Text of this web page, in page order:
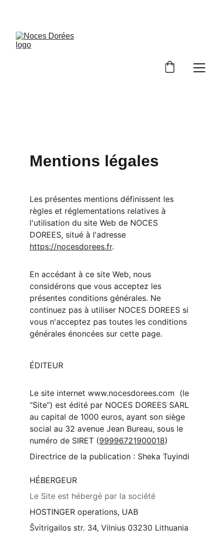
Mentions légales
Les présentes mentions définissent les
règles et réglementations relatives à
l'utilisation du site Web de NOCES
DOREES, situé à l'adresse
https://nocesdorees.fr.
En accédant à ce site Web, nous
considérons que vous acceptez les
présentes conditions générales. Ne
continuez pas à utiliser NOCES DOREES si
vous n'acceptez pas toutes les conditions
générales énoncées sur cette page.
ÉDITEUR
Le site internet www.nocesdorees.com  (le
“Site”) est édité par NOCES DOREES SARL
au capital de 1000 euros, ayant son siège
social au 32 avenue Jean Bureau, sous le
numéro de SIRET (99996721900018)
Directrice de la publication : Sheka Tuyindi
HÉBERGEUR
Le Site est hébergé par la société
HOSTINGER operations, UAB
Švitrigailos str. 34, Vilnius 03230 Lithuania